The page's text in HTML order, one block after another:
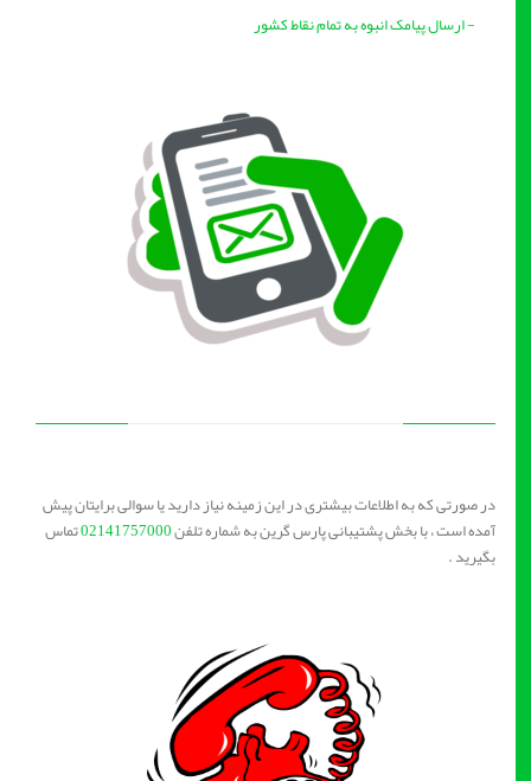
- ارسال پیامک انبوه به تمام نقاط کشور
در صورتی که به اطلاعات بیشتری در این زمینه نیاز دارید یا سوالی برایتان پیش
آمده است ، با بخش پشتیبانی پارس گرین به شماره تلفن02141757000تماس
بگیرید .